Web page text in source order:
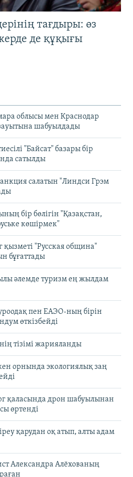
тағдыры: өз
де құқығы
облысы мен Краснодар
шабуылдады
"Байсат" базары бір
сатылды
салатын "Линдси Грэм
бір бөлігін "Қазақстан,
көшірмек"
қызметі "Русская община"
бұғаттады
әлемде туризм ең жылдам
пен ЕАЭО-ның бірін
өткізбейді
тізімі жарияланды
орнында экологиялық заң
қаласында дрон шабуылынан
өртенді
қарудан оқ атып, алты адам
Александра Алёхованың